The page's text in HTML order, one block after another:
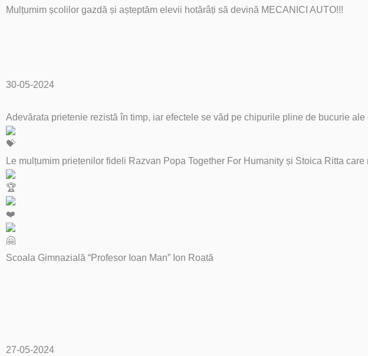
Mulțumim școlilor gazdă și așteptăm elevii hotărâți să devină MECANICI AUTO!!!
30-05-2024
Adevărata prietenie rezistă în timp, iar efectele se văd pe chipurile pline de bucurie ale
Le mulțumim prietenilor fideli Razvan Popa Together For Humanity și Stoica Ritta
Scoala Gimnazială “Profesor Ioan Man” Ion Roată
27-05-2024